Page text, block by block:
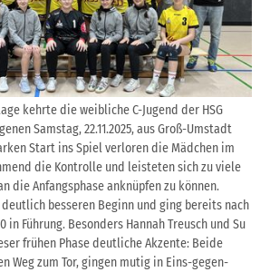
kehrte die weibliche C-Jugend der HSG
Samstag, 22.11.2025, aus Groß-Umstadt
Start ins Spiel verloren die Mädchen im
die Kontrolle und leisteten sich zu viele
die Anfangsphase anknüpfen zu können.
deutlich besseren Beginn und ging bereits nach
Führung. Besonders Hannah Treusch und Su
frühen Phase deutliche Akzente: Beide
Weg zum Tor, gingen mutig in Eins-gegen-